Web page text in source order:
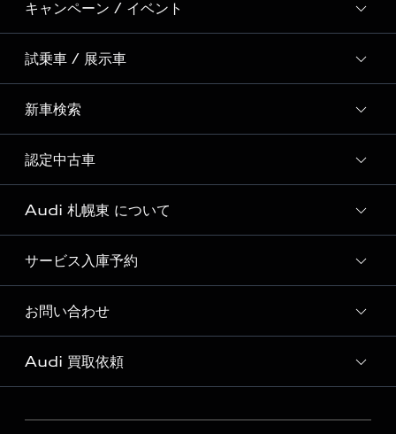
キャンペーン / イベント
全国統一イベント
ディーラー独自イベント
試乗車 / 展示車
試乗予約
試乗車・展示車一覧
新車検索
新車検索
認定中古車
Audi認定中古車検索
Audi 札幌東 について
Audi 札幌東 店舗情報
Audi 札幌東 認定中古車コーナー
Audi 札幌東 運営会社概要
定期点検 / 車検 料金表
サービス入庫予約
Audi 札幌東 サービス入庫予約
お問い合わせ
各種お問い合わせ
Audi 買取依頼
買取ページ